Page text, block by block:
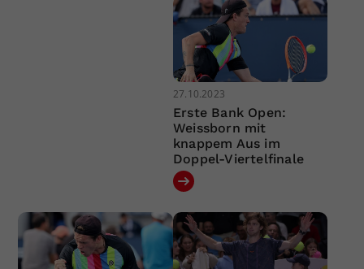
27.10.2023
Erste Bank Open:
Weissborn mit
knappem Aus im
Doppel-Viertelfinale